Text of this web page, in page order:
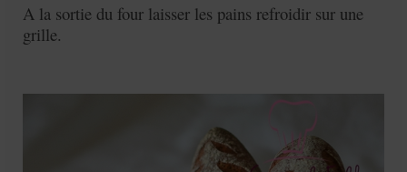
A la sortie du four laisser les pains refroidir sur une
grille.